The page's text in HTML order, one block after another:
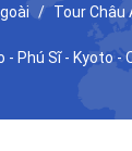
Tour Châu
Phú Sĩ - Kyoto -